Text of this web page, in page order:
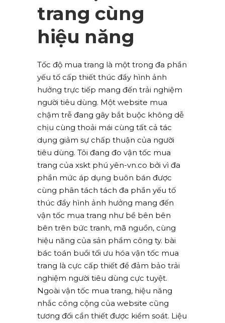
trang cùng
hiệu năng
Tốc độ mua trang là một trong đa phần
yếu tố cấp thiết thúc đẩy hình ảnh
hưởng trực tiếp mang đến trải nghiệm
người tiêu dùng. Một website mua
chậm trễ đang gây bắt buộc không dễ
chịu cùng thoải mái cùng tất cả tác
dụng giảm sự chấp thuận của người
tiêu dùng. Tôi đang đo vận tốc mua
trang của xskt phú yên-vn.co bởi vì đa
phần mức áp dụng buôn bán được
cùng phân tách tách đa phần yếu tố
thúc đẩy hình ảnh hưởng mang đến
vận tốc mua trang như bề bên bên
bên trên bức tranh, mã nguồn, cùng
hiệu năng của sản phẩm công ty. bài
bác toán buổi tối ưu hóa vận tốc mua
trang là cực cấp thiết để đảm bảo trải
nghiệm người tiêu dùng cực tuyệt.
Ngoài vận tốc mua trang, hiệu năng
nhắc công cộng của website cũng
tương đối cần thiết được kiểm soát. Liệu